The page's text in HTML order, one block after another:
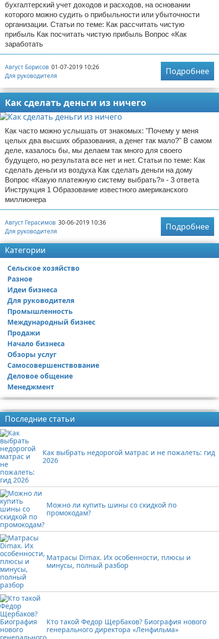
бухгалтерский учет доходов и расходов, на основании
которого можно судить о прибыльности или убыточности
организации. Статьи по теме: Как рассчитать чистую
прибыль Как посчитать чистую прибыль Вопрос «Как
заработать
Август Борисов 01-07-2019 10:26
Для руководителя
Подробнее
Как сделать деньги из ничего
Как часто можно услышать от знакомых: "Почему у меня
целых два высших образования, а денег так мало?" В самом
деле, казалось бы, мы делаем так много для своего
будущего, но результата все нет и нет. Статьи по теме: Как
сделать деньги из воздуха Как сделать деньги на дому
Вопрос «Какую платежную систему выбрать?» - 3 ответа
Инструкция 1 Образование известного американского
миллионера
Август Герасимов 30-06-2019 10:36
Для руководителя
Подробнее
Категории
Сельское хозяйство
Разное
Идеи бизнеса
Для руководителя
Промышленность
Международный бизнес
Продажи
Начало бизнеса
Обзоры услуг
Самосовершенствование
Деловое общение
Менеджмент
Последние статьи
Как выбрать недорогой матрас и не пожалеть: гид
2026
Можно ли купить шины со скидкой по
промокодам?
Матрасы Dimax. Их особенности, плюсы и
минусы, полный разбор
Кто такой Федор Щербаков? Биография нового
генерального директора «Ленфильма»